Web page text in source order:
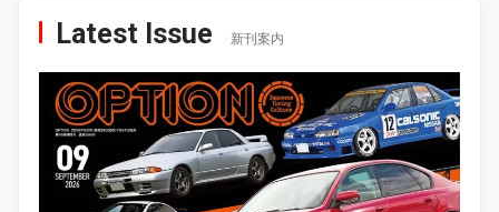
Latest Issue 新刊案内